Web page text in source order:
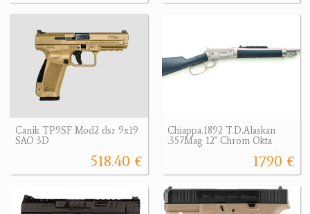
Canik TP9SF Mod2 dsr 9x19
SAO 3D
518.40 €
Chiappa.1892 T.D.Alaskan
.357Mag 12" Chrom Okta
1790 €